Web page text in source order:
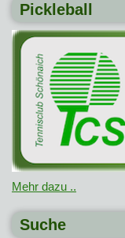
Pickleball
Mehr dazu ..
Suche